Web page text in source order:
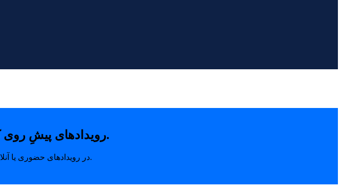
رویدادهای پیشِ روی کامیاب را ببینید و همین امروز با خیال راحت جای خودتان را رزرو کنید.
در رویدادهای حضوری یا آنلاین ما شرکت کنید، مهارت‌های کاربردی بیاموزید و ارتباطاتی بسازید که مسیر رشد شما را متحول می‌کند.